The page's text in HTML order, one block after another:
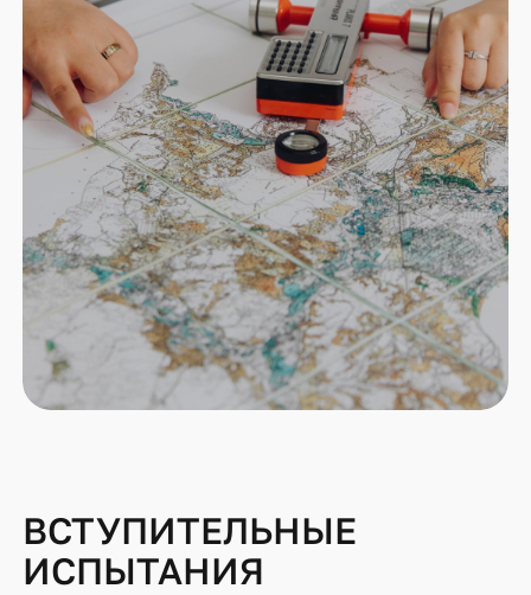
ВСТУПИТЕЛЬНЫЕ
ИСПЫТАНИЯ